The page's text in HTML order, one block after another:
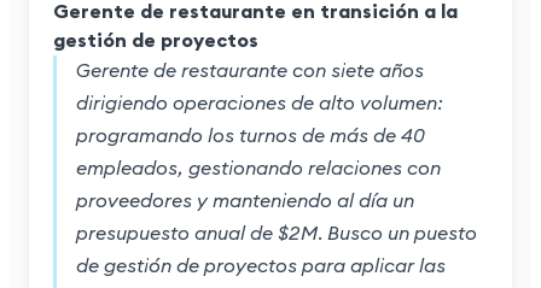
Gerente de restaurante en transición a la
gestión de proyectos
Gerente de restaurante con siete años
dirigiendo operaciones de alto volumen:
programando los turnos de más de 40
empleados, gestionando relaciones con
proveedores y manteniendo al día un
presupuesto anual de $2M. Busco un puesto
de gestión de proyectos para aplicar las